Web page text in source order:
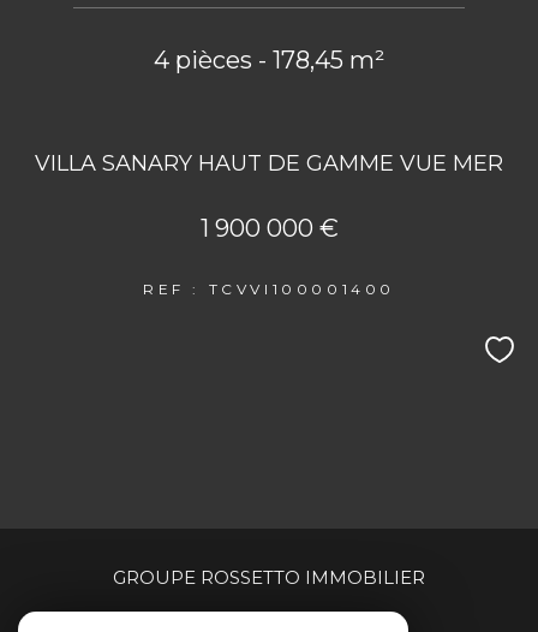
4 pièces - 178,45 m²
VILLA SANARY HAUT DE GAMME VUE MER
1 900 000 €
REF : TCVVI100001400
GROUPE ROSSETTO IMMOBILIER